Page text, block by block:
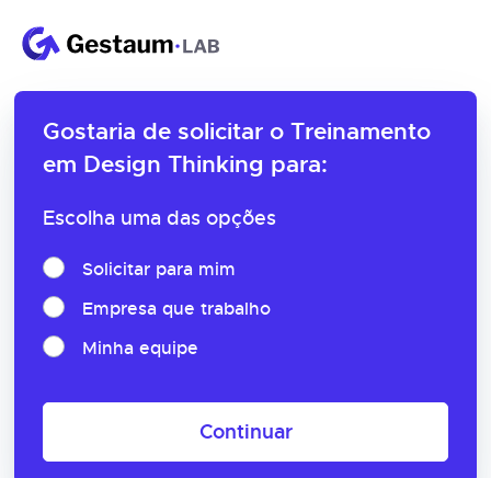
Gostaria de solicitar o Treinamento
em Design Thinking para:
Escolha uma das opções
Solicitar para mim
Empresa que trabalho
Minha equipe
Continuar